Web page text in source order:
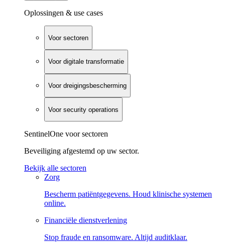
Oplossingen & use cases
Voor sectoren
Voor digitale transformatie
Voor dreigingsbescherming
Voor security operations
SentinelOne voor sectoren
Beveiliging afgestemd op uw sector.
Bekijk alle sectoren
Zorg
Bescherm patiëntgegevens. Houd klinische systemen
online.
Financiële dienstverlening
Stop fraude en ransomware. Altijd auditklaar.